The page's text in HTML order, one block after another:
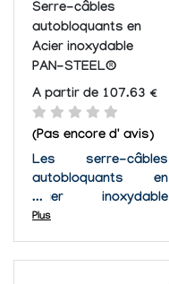
Serre-câbles
autobloquants en
Acier inoxydable
PAN-STEEL®
A partir de 107.63 €
(Pas encore d' avis)
Les serre-câbles
autobloquants en
Acier inoxydable
PAN-STEEL® de chez
Plus